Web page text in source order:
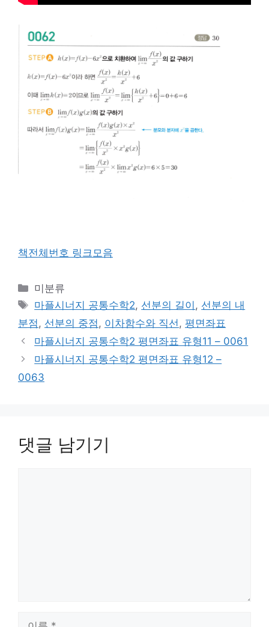
책전체번호 링크모음
카
테
고
미분류
태
그
마플시너지 공통수학2, 선분의 길이 , 선분의 내
분점, 선분의 중점, 이차함수와 직선, 평면좌표
마플시너지 공통수학2 평면좌표 유형11 – 0061
마플시너지 공통수학2 평면좌표 유형12 –
0063
댓글 남기기